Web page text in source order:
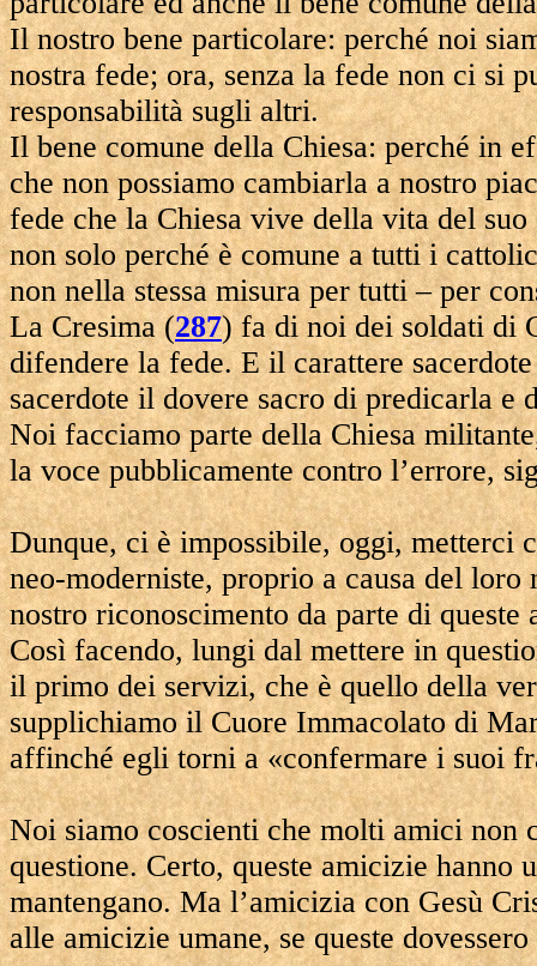
Il nostro bene particolare: perché noi
nostra fede; ora, senza la fede non ci si
responsabilità sugli altri.
Il bene comune della Chiesa: perché in
che non possiamo cambiarla a nostro
fede che la Chiesa vive della vita del
non solo perché è comune a tutti i
non nella stessa misura per tutti – per
La Cresima (287) fa di noi dei soldati di
difendere la fede. E il carattere
sacerdote il dovere sacro di predicarla e
Noi facciamo parte della Chiesa
la voce pubblicamente contro l’errore,
Dunque, ci è impossibile, oggi, metterci
neo-moderniste, proprio a causa del
nostro riconoscimento da parte di queste
Così facendo, lungi dal mettere in
il primo dei servizi, che è quello della
supplichiamo il Cuore Immacolato di
affinché egli torni a «confermare i suoi
Noi siamo coscienti che molti amici non
questione. Certo, queste amicizie hanno
mantengano. Ma l’amicizia con Gesù
alle amicizie umane, se queste